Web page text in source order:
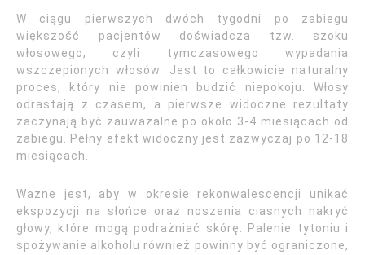
W ciągu pierwszych dwóch tygodni po zabiegu
większość pacjentów doświadcza tzw. szoku
włosowego, czyli tymczasowego wypadania
wszczepionych włosów. Jest to całkowicie naturalny
proces, który nie powinien budzić niepokoju. Włosy
odrastają z czasem, a pierwsze widoczne rezultaty
zaczynają być zauważalne po około 3-4 miesiącach od
zabiegu. Pełny efekt widoczny jest zazwyczaj po 12-18
miesiącach.
Ważne jest, aby w okresie rekonwalescencji unikać
ekspozycji na słońce oraz noszenia ciasnych nakryć
głowy, które mogą podrażniać skórę. Palenie tytoniu i
spożywanie alkoholu również powinny być ograniczone,